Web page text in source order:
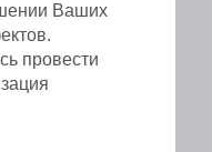
Ваших
провести